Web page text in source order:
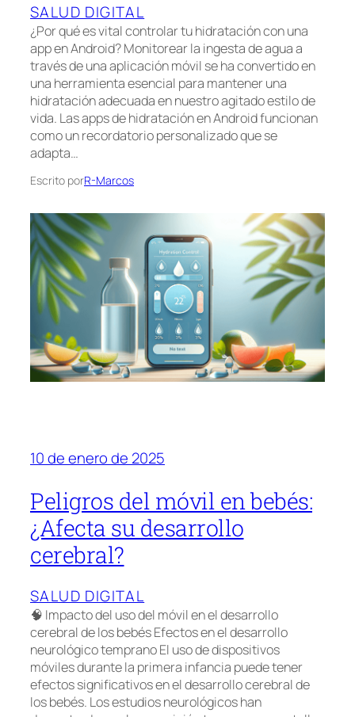
SALUD DIGITAL
¿Por qué es vital controlar tu hidratación con una
app en Android? Monitorear la ingesta de agua a
través de una aplicación móvil se ha convertido en
una herramienta esencial para mantener una
hidratación adecuada en nuestro agitado estilo de
vida. Las apps de hidratación en Android funcionan
como un recordatorio personalizado que se
adapta…
Escrito porR-Marcos
10 de enero de 2025
Peligros del móvil en bebés:
¿Afecta su desarrollo
cerebral?
SALUD DIGITAL
🧠 Impacto del uso del móvil en el desarrollo
cerebral de los bebés Efectos en el desarrollo
neurológico temprano El uso de dispositivos
móviles durante la primera infancia puede tener
efectos significativos en el desarrollo cerebral de
los bebés. Los estudios neurológicos han